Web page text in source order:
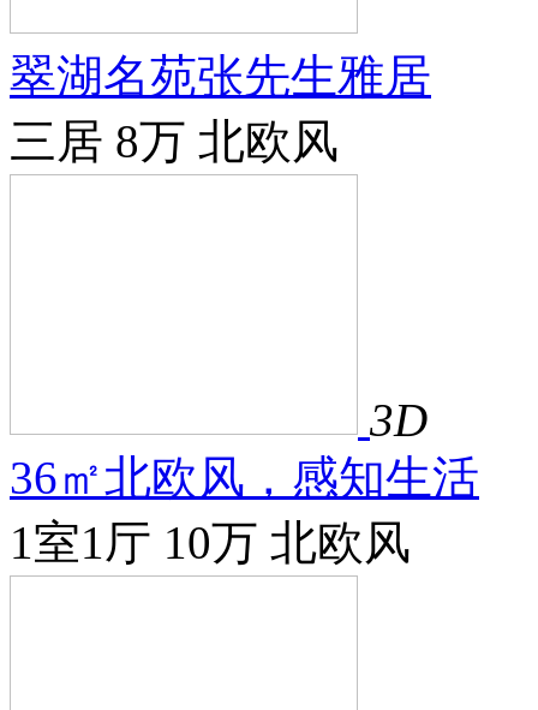
翠湖名苑张先生雅居
三居 8万 北欧风
3D
36㎡北欧风，感知生活
1室1厅 10万 北欧风